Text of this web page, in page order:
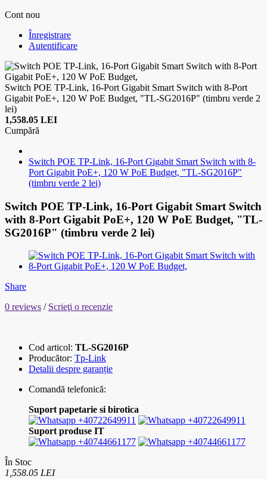
Cont nou
Înregistrare
Autentificare
Switch POE TP-Link, 16-Port Gigabit Smart Switch with 8-Port
Gigabit PoE+, 120 W PoE Budget, "TL-SG2016P" (timbru verde 2
lei)
1,558.05 LEI
Cumpără
Switch POE TP-Link, 16-Port Gigabit Smart Switch with 8-
Port Gigabit PoE+, 120 W PoE Budget, "TL-SG2016P"
(timbru verde 2 lei)
Switch POE TP-Link, 16-Port Gigabit Smart Switch
with 8-Port Gigabit PoE+, 120 W PoE Budget, "TL-
SG2016P" (timbru verde 2 lei)
Share
0 reviews / Scrieţi o recenzie
Cod articol: TL-SG2016P
Producător: Tp-Link
Detalii despre garanție
Comandă telefonică:
Suport papetarie si birotica
+40722649911
+40722649911
Suport produse IT
+40744661177
+40744661177
În Stoc
1,558.05 LEI